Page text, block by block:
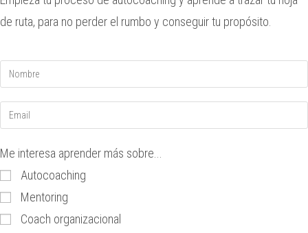
de ruta, para no perder el rumbo y conseguir tu propósito.
Me interesa aprender más sobre...
Autocoaching
Mentoring
Coach organizacional